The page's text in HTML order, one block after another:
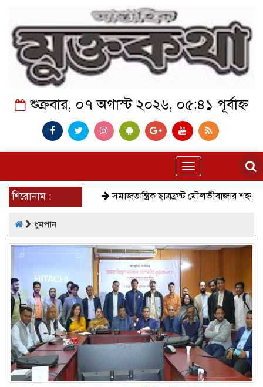
শুক্রবার, ০৭ অগাস্ট ২০২৬, ০৫:৪১ পূর্বাহ্ন
Toggle
navigation
শিরোনাম : সমাজতান্ত্রিক ছাত্রফ্রন্ট মৌলভীবাজার শহর শাখা
ধুমপান